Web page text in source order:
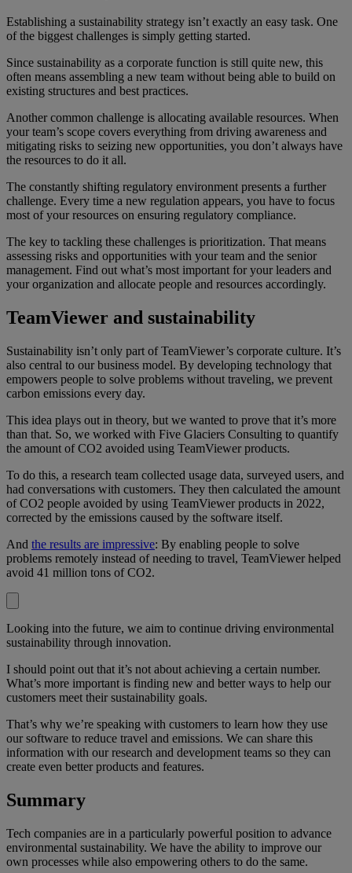
Establishing a sustainability strategy isn’t exactly an easy task. One
of the biggest challenges is simply getting started.
Since sustainability as a corporate function is still quite new, this
often means assembling a new team without being able to build on
existing structures and best practices.
Another common challenge is allocating available resources. When
your team’s scope covers everything from driving awareness and
mitigating risks to seizing new opportunities, you don’t always have
the resources to do it all.
The constantly shifting regulatory environment presents a further
challenge. Every time a new regulation appears, you have to focus
most of your resources on ensuring regulatory compliance.
The key to tackling these challenges is prioritization. That means
assessing risks and opportunities with your team and the senior
management. Find out what’s most important for your leaders and
your organization and allocate people and resources accordingly.
TeamViewer and sustainability
Sustainability isn’t only part of TeamViewer’s corporate culture. It’s
also central to our business model. By developing technology that
empowers people to solve problems without traveling, we prevent
carbon emissions every day.
This idea plays out in theory, but we wanted to prove that it’s more
than that. So, we worked with Five Glaciers Consulting to quantify
the amount of CO2 avoided using TeamViewer products.
To do this, a research team collected usage data, surveyed users, and
had conversations with customers. They then calculated the amount
of CO2 people avoided by using TeamViewer products in 2022,
corrected by the emissions caused by the software itself.
And the results are impressive: By enabling people to solve
problems remotely instead of needing to travel, TeamViewer helped
avoid 41 million tons of CO2.
Looking into the future, we aim to continue driving environmental
sustainability through innovation.
I should point out that it’s not about achieving a certain number.
What’s more important is finding new and better ways to help our
customers meet their sustainability goals.
That’s why we’re speaking with customers to learn how they use
our software to reduce travel and emissions. We can share this
information with our research and development teams so they can
create even better products and features.
Summary
Tech companies are in a particularly powerful position to advance
environmental sustainability. We have the ability to improve our
own processes while also empowering others to do the same.